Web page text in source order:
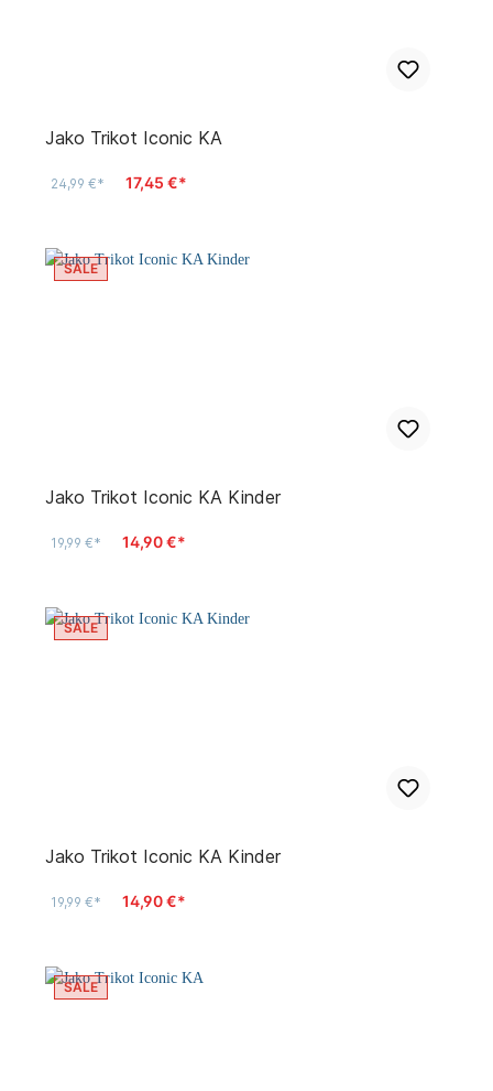
Jako Trikot Iconic KA
24,99 €* 17,45 €*
SALE
Jako Trikot Iconic KA Kinder
19,99 €* 14,90 €*
SALE
Jako Trikot Iconic KA Kinder
19,99 €* 14,90 €*
SALE